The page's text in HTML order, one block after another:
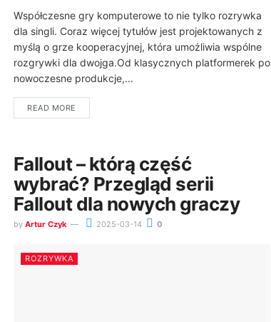
Współczesne gry komputerowe to nie tylko rozrywka
dla singli. Coraz więcej tytułów jest projektowanych z
myślą o grze kooperacyjnej, która umożliwia wspólne
rozgrywki dla dwojga.Od klasycznych platformerek po
nowoczesne produkcje,...
READ MORE
Fallout – którą część
wybrać? Przegląd serii
Fallout dla nowych graczy
by Artur Czyk 2025-03-14 0
ROZRYWKA